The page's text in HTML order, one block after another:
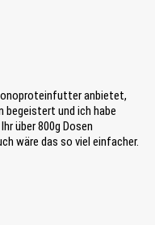
anbietet,
begeistert und ich habe
über 800g Dosen
wäre das so viel einfacher.